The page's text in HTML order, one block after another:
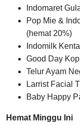
Indomaret
Pop Mie &
(hemat 20%)
Indomilk
Good Day
Telur Ayam
Larrist Facial
Baby Happy
Hemat Minggu Ini